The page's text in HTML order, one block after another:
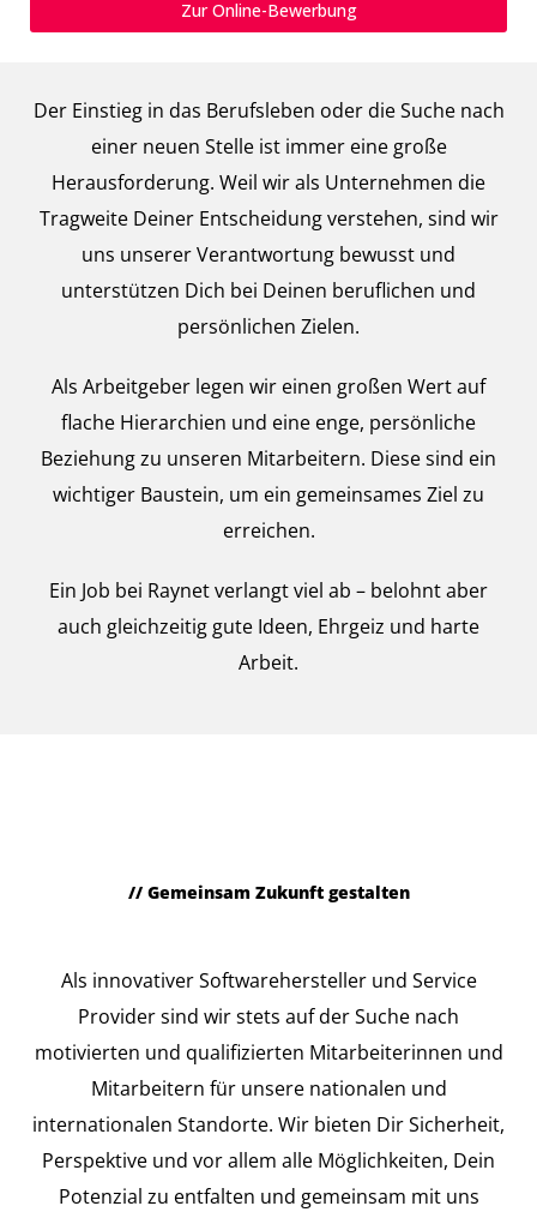
Zur Online-Bewerbung
Der Einstieg in das Berufsleben oder die Suche nach
einer neuen Stelle ist immer eine große
Herausforderung. Weil wir als Unternehmen die
Tragweite Deiner Entscheidung verstehen, sind wir
uns unserer Verantwortung bewusst und
unterstützen Dich bei Deinen beruflichen und
persönlichen Zielen.
Als Arbeitgeber legen wir einen großen Wert auf
flache Hierarchien und eine enge, persönliche
Beziehung zu unseren Mitarbeitern. Diese sind ein
wichtiger Baustein, um ein gemeinsames Ziel zu
erreichen.
Ein Job bei Raynet verlangt viel ab – belohnt aber
auch gleichzeitig gute Ideen, Ehrgeiz und harte
Arbeit.
// Gemeinsam Zukunft gestalten
Als innovativer Softwarehersteller und Service
Provider sind wir stets auf der Suche nach
motivierten und qualifizierten Mitarbeiterinnen und
Mitarbeitern für unsere nationalen und
internationalen Standorte. Wir bieten Dir Sicherheit,
Perspektive und vor allem alle Möglichkeiten, Dein
Potenzial zu entfalten und gemeinsam mit uns